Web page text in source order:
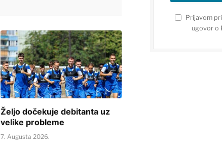
Željo dočekuje debitanta uz
velike probleme
7. Augusta 2026.
Prijavom
ugovor o